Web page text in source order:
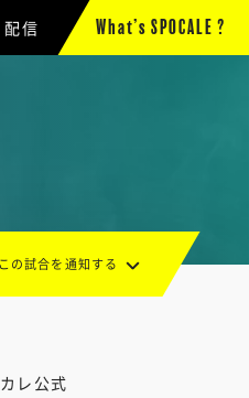
信 What’s SPOCALE ?
レ公式
この試合を通知する